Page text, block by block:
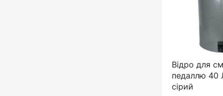
Відро для
педаллю 40
сірий